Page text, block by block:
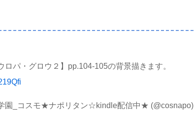
パ・グロウ２】pp.104-105の背景描きます。
_コスモ★ナポリタン☆kindle配信中★ (@cosnapo)